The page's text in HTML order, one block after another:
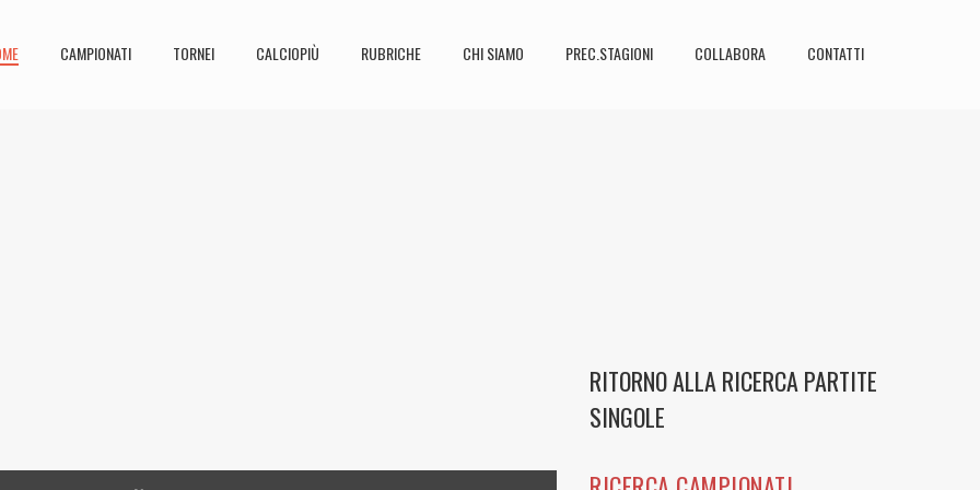
CAMPIONATI TORNEI CALCIOPIÙ RUBRICHE CHI SIAMO PREC.STAGIONI COLLABORA CONTATTI
RITORNO ALLA RICERCA PARTITE
SINGOLE